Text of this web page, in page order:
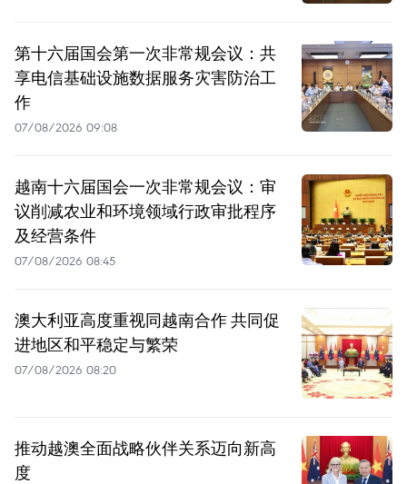
第十六届国会第一次非常规会议：共
享电信基础设施数据服务灾害防治工
作
07/08/2026 09:08
越南十六届国会一次非常规会议：审
议削减农业和环境领域行政审批程序
及经营条件
07/08/2026 08:45
澳大利亚高度重视同越南合作 共同促
进地区和平稳定与繁荣
07/08/2026 08:20
推动越澳全面战略伙伴关系迈向新高
度